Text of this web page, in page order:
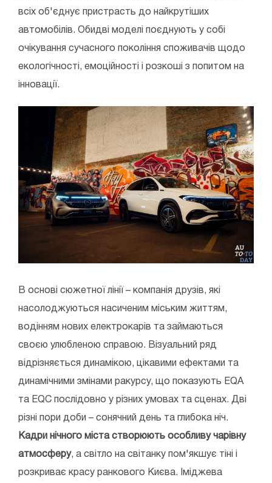
всіх об'єднує пристрасть до найкрутіших
автомобілів. Обидві моделі поєднують у собі
очікування сучасного покоління споживачів щодо
екологічності, емоційності і розкоші з попитом на
інновації.
В основі сюжетної лінії – компанія друзів, які
насолоджуються насиченим міським життям,
водінням нових електрокарів та займаються
своєю улюбленою справою. Візуальний ряд
відрізняється динамікою, цікавими ефектами та
динамічними змінами ракурсу, що показують EQA
та EQC послідовно у різних умовах та сценах. Дві
різні пори доби – сонячний день та глибока ніч.
Кадри нічного міста створюють особливу чарівну
атмосферу, а світло на світанку пом'якшує тіні і
розкриває красу ранкового Києва. Іміджева